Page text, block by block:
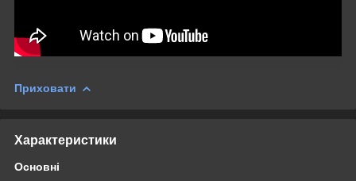
Приховати
Характеристики
Основні